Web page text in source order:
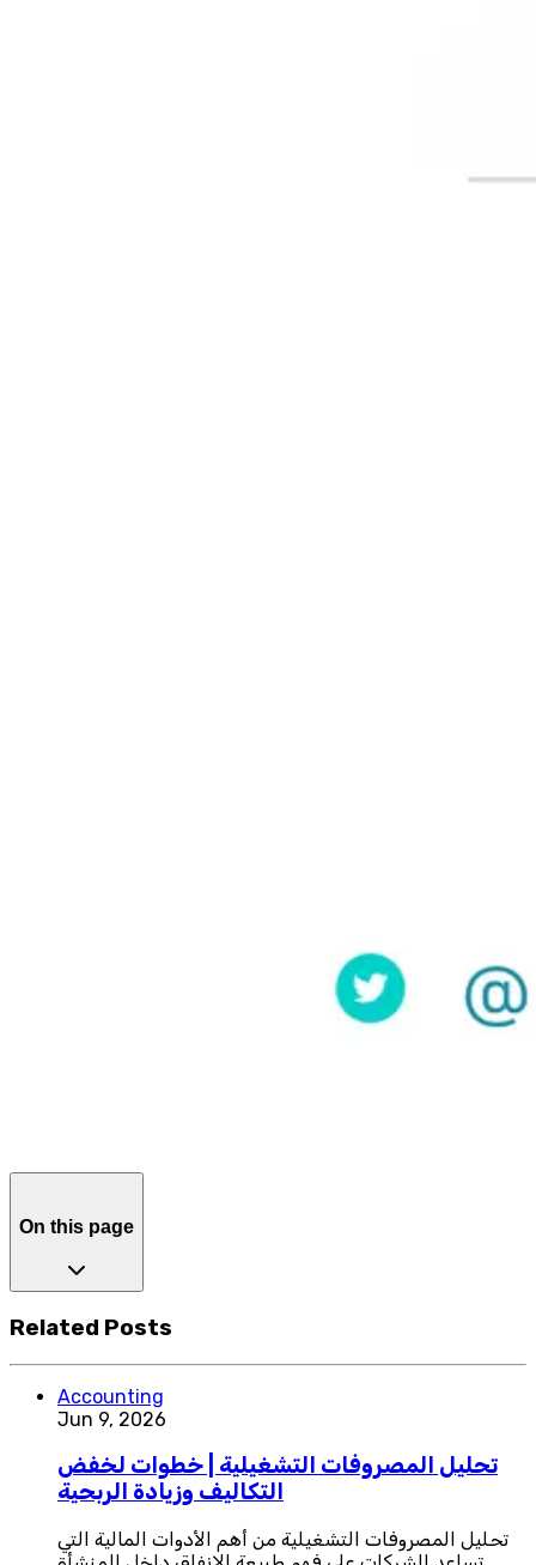
On this page
Related Posts
Accounting
Jun 9, 2026
تحليل المصروفات التشغيلية | خطوات لخفض
التكاليف وزيادة الربحية
تحليل المصروفات التشغيلية من أهم الأدوات المالية التي